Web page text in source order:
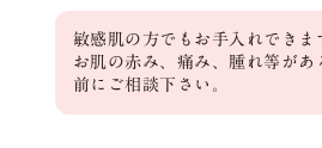
敏感肌の方でもお手入れできま
お肌の赤み、痛み、腫れ等があ
前にご相談下さい。